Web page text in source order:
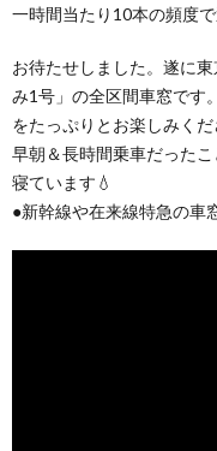
一時間当たり10本の頻度で
お待たせしました。遂に
み1号」の全区間車窓です
をたっぷりとお楽しみくだ
早朝＆長時間乗車だった
寝ています💧
●新幹線や在来線特急の車